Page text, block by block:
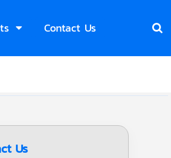
Contact Us
Us